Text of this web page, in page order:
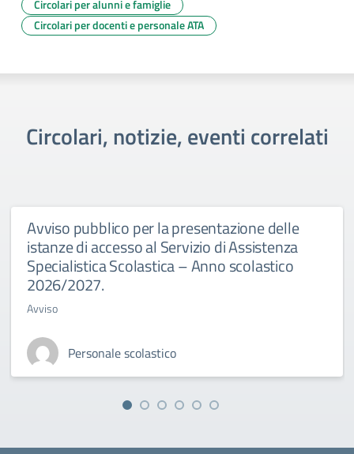
Circolari per alunni e famiglie
Circolari per docenti e personale ATA
Circolari, notizie, eventi correlati
Avviso pubblico per la presentazione delle
istanze di accesso al Servizio di Assistenza
Specialistica Scolastica – Anno scolastico
2026/2027.
Avviso
Personale scolastico